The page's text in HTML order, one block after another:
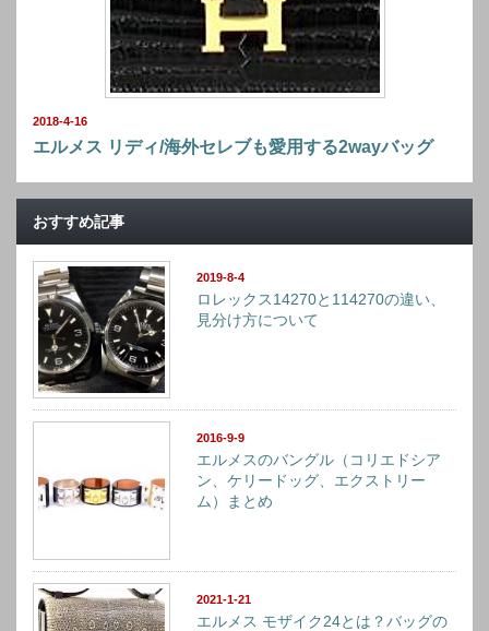
2018-4-16
エルメス リディ/海外セレブも愛用する2wayバッグ
おすすめ記事
2019-8-4
ロレックス14270と114270の違い、
見分け方について
2016-9-9
エルメスのバングル（コリエドシア
ン、ケリードッグ、エクストリー
ム）まとめ
2021-1-21
エルメス モザイク24とは？バッグの